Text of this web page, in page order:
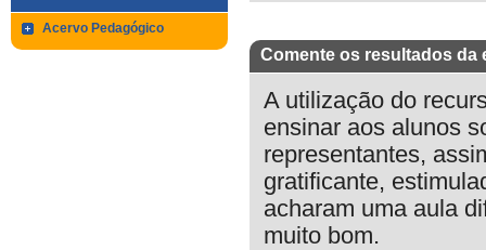
Acervo Pedagógico
Comente os resultados da
A utilização do
ensinar aos alunos
representantes,
gratificante,
acharam uma aula
muito bom.